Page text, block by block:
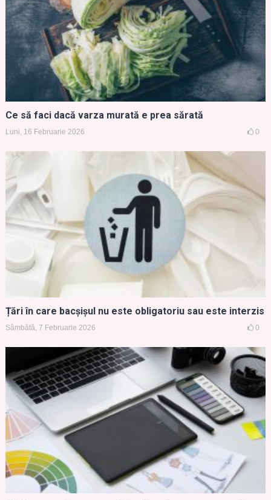
Ce să faci dacă varza murată e prea sărată
Luni, 16 Februarie 2026 0
Țări în care bacșișul nu este obligatoriu sau este interzis
Sâmbătă, 7 Februarie 2026 0